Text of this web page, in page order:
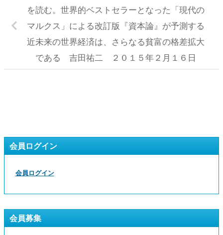
を読む。世界的ベストセラーとなった「現代の
マルクス」による改訂版『資本論』が予測する
近未来の世界経済は、さらなる貧富の格差拡大
である 吉田祐二 ２０１５年２月１６日
会員ログイン
会員ログイン
会員募集